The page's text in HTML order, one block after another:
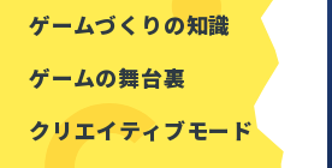
ゲームづくりの知識
ゲームの舞台裏
クリエイティブモード